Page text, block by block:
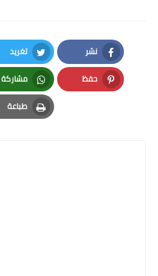
نشر
Facebook
تغريد
Twitter
حفظ
Pinterest
مشاركة
Whatsapp
طباعة
Print